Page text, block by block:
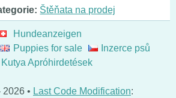
Štěňata na prodej
Hundeanzeigen
Puppies for sale
Inzerce psů
Kutya Apróhirdetések
• Last Code Modification: